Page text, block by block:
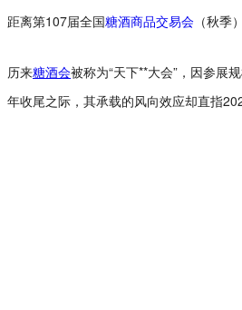
距离第107届全国糖酒商品交易会 （秋季
历来糖酒会被称为“天下**大会”，因参展
年收尾之际，其承载的风向效应却直指